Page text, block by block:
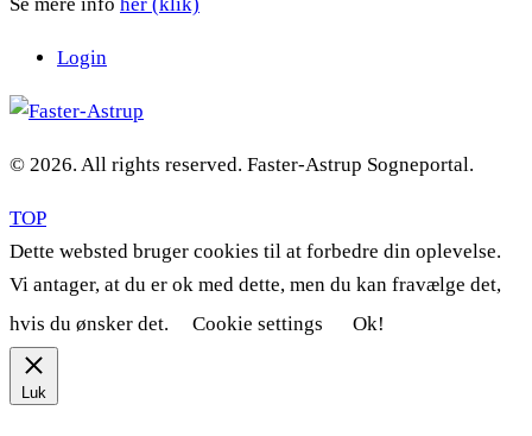
Login
© 2026. All rights reserved. Faster-Astrup Sogneportal.
TOP
Dette websted bruger cookies til at forbedre din oplevelse.
Vi antager, at du er ok med dette, men du kan fravælge det,
hvis du ønsker det.
Cookie settings Ok!
Luk